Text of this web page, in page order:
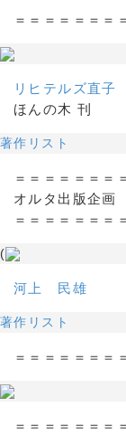
＝＝＝＝＝＝＝
リヒテルズ直子
ほんの木 刊
著作リスト
＝＝＝＝＝＝＝
オルタ出版企画
＝＝＝＝＝＝＝
(
河上 民雄
著作リスト
＝＝＝＝＝＝＝
＝＝＝＝＝＝＝